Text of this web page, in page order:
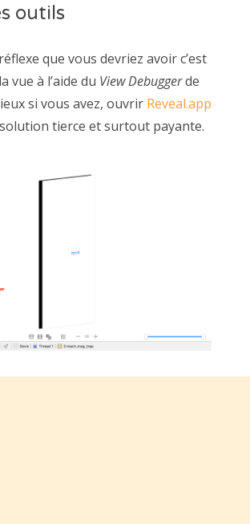
outils
que vous devriez avoir c’est
vue à l’aide du View Debuggerde
si vous avez, ouvrir Reveal.app
tierce et surtout payante.